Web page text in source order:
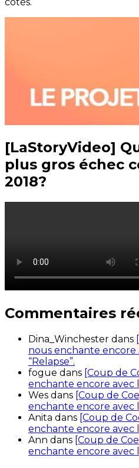
[LaStoryVideo]
plus gros échec
2018?
Commentaires
Dina_Winchester dans
nous enchante encore
“Relapse”.
fogue dans [Coup de
enchante encore avec
Wes dans [Coup de
enchante encore avec
Anita dans [Coup de
enchante encore avec
Ann dans [Coup de
enchante encore avec